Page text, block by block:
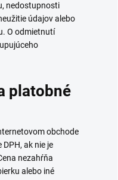
nedostupnosti
údajov alebo
O odmietnutí
platobné
obchode
ak nie je
nezahŕňa
alebo iné